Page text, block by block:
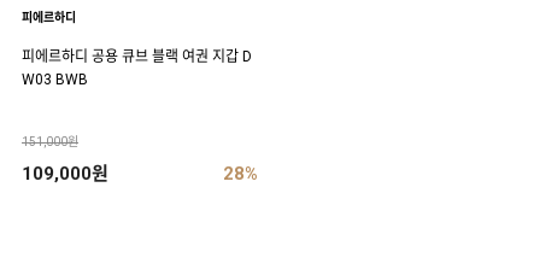
피에르하디
피에르하디 공용 큐브 블랙 여권 지갑 D
W03 BWB
151,000원
109,000원 28%